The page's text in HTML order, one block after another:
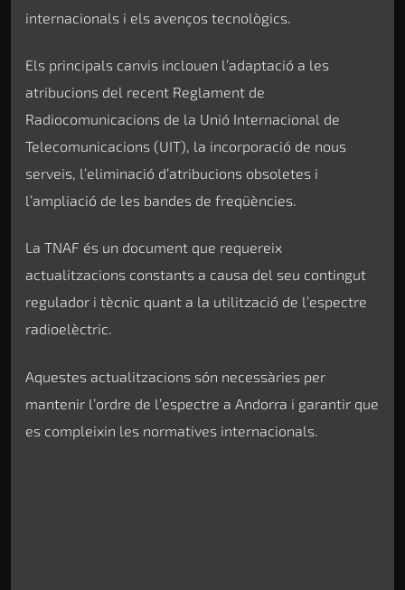
internacionals i els avenços tecnològics.
Els principals canvis inclouen l’adaptació a les
atribucions del recent Reglament de
Radiocomunicacions de la Unió Internacional de
Telecomunicacions (UIT), la incorporació de nous
serveis, l’eliminació d’atribucions obsoletes i
l’ampliació de les bandes de freqüències.
La TNAF és un document que requereix
actualitzacions constants a causa del seu contingut
regulador i tècnic quant a la utilització de l’espectre
radioelèctric.
Aquestes actualitzacions són necessàries per
mantenir l’ordre de l’espectre a Andorra i garantir que
es compleixin les normatives internacionals.